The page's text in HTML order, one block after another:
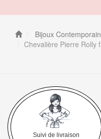
Bijoux
Chevalière Pierre Rolly
Suivi de livraison